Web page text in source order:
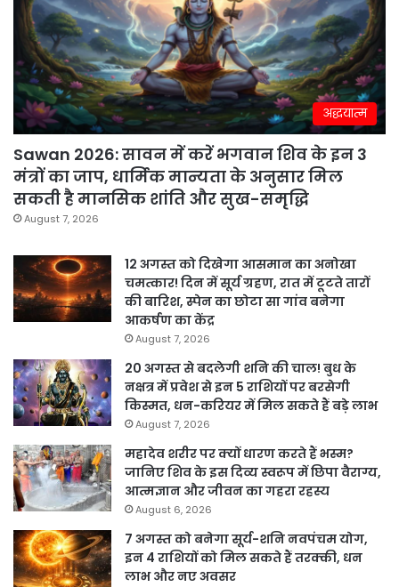
अद्धयात्म
Sawan 2026: सावन में करें भगवान शिव के इन 3
मंत्रों का जाप, धार्मिक मान्यता के अनुसार मिल
सकती है मानसिक शांति और सुख-समृद्धि
August 7, 2026
12 अगस्त को दिखेगा आसमान का अनोखा
चमत्कार! दिन में सूर्य ग्रहण, रात में टूटते तारों
की बारिश, स्पेन का छोटा सा गांव बनेगा
आकर्षण का केंद्र
August 7, 2026
20 अगस्त से बदलेगी शनि की चाल! बुध के
नक्षत्र में प्रवेश से इन 5 राशियों पर बरसेगी
किस्मत, धन-करियर में मिल सकते हैं बड़े लाभ
August 7, 2026
महादेव शरीर पर क्यों धारण करते हैं भस्म?
जानिए शिव के इस दिव्य स्वरूप में छिपा वैराग्य,
आत्मज्ञान और जीवन का गहरा रहस्य
August 6, 2026
7 अगस्त को बनेगा सूर्य-शनि नवपंचम योग,
इन 4 राशियों को मिल सकते हैं तरक्की, धन
लाभ और नए अवसर